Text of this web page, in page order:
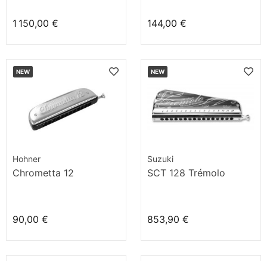
1 150,00 € 144,00 €
NEW
Hohner
Chrometta 12
90,00 €
NEW
Suzuki
SCT 128 Trémolo
853,90 €